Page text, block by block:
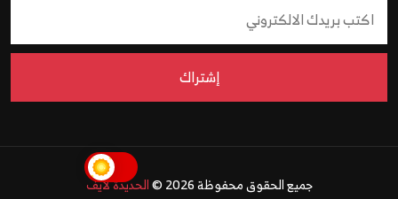
إشتراك
جميع الحقوق محفوظة 2026 © الحديدة لايف